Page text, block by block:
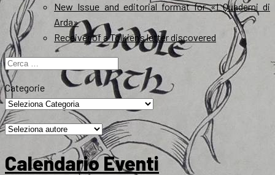
New Issue and editorial format for «I Quaderni di
Arda»
Receiver of a Tolkien’s letter discovered
Ricerca
per:
Categorie
Calendario Eventi